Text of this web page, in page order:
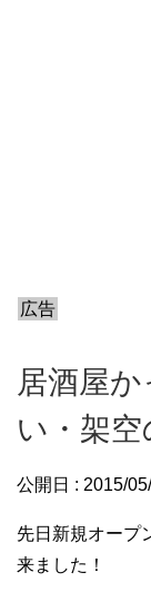
広告
居酒屋
い・架空
公開日 : 2015/
先日新規オープ
来ました！